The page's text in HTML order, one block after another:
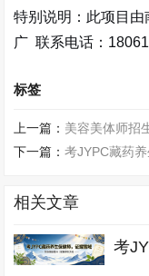
特别说明：此项目
广 联系电话：
标签
上一篇： 美容美体师招
下一篇：考JYPC藏药
相关文章
考